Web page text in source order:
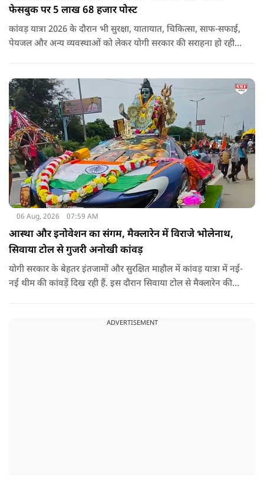
फेसबुक पर 5 लाख 68 हजार पोस्ट
कांवड़ यात्रा 2026 के दौरान भी सुरक्षा, यातायात, चिकित्सा, साफ-सफाई,
पेयजल और अन्य व्यवस्थाओं को लेकर योगी सरकार की सराहना हो रही
06 Aug, 2026 07:59 AM
आस्था और इनोवेशन का संगम, मैक्लारेन में विराजे भोलेनाथ,
सिवाया टोल से गुजरी अनोखी कांवड़
योगी सरकार के बेहतर इंतजामों और सुरक्षित माहौल में कांवड़ यात्रा में नई-
नई थीम की कांवड़ें दिख रही हैं. इस दौरान सिवाया टोल से मैक्लारेन की
ADVERTISEMENT